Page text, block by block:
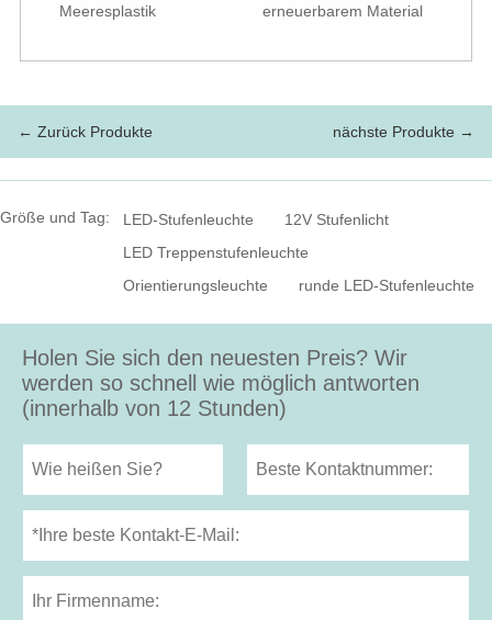
Meeresplastik
erneuerbarem Material
← Zurück Produkte nächste Produkte →
Größe und Tag: LED-Stufenleuchte
12V Stufenlicht
LED Treppenstufenleuchte
Orientierungsleuchte
runde LED-Stufenleuchte
Holen Sie sich den neuesten Preis? Wir
werden so schnell wie möglich antworten
(innerhalb von 12 Stunden)